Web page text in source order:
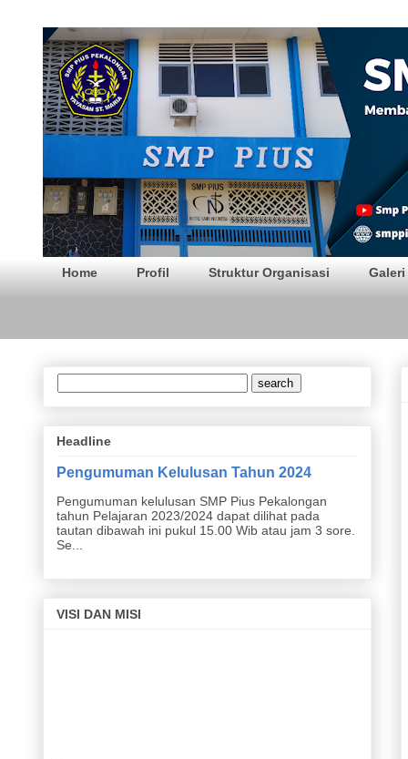
SMP PIUS
Home Profil Struktur Organisasi Galeri
Headline
Pengumuman Kelulusan Tahun 2024
Pengumuman kelulusan SMP Pius Pekalongan
tahun Pelajaran 2023/2024 dapat dilihat pada
tautan dibawah ini pukul 15.00 Wib atau jam 3 sore.
Se...
VISI DAN MISI